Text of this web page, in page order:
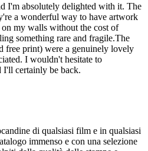
I'm absolutely delighted with it. The
a wonderful way to have artwork
my walls without the cost of
something rare and fragile.The
free print) were a genuinely lovely
I wouldn't hesitate to
I'll certainly be back.
di qualsiasi film e in qualsiasi
immenso e con una selezione